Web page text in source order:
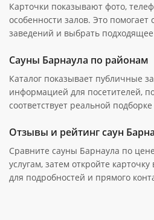
Карточки показывают фото,
особенности залов. Это помогает
заведений и выбрать подходящее
Сауны Барнаула по районам
Каталог показывает публичные
информацией для посетителей,
соответствует реальной
Отзывы и рейтинг саун
Сравните сауны Барнаула по
услугам, затем откройте
для подробностей и прямого